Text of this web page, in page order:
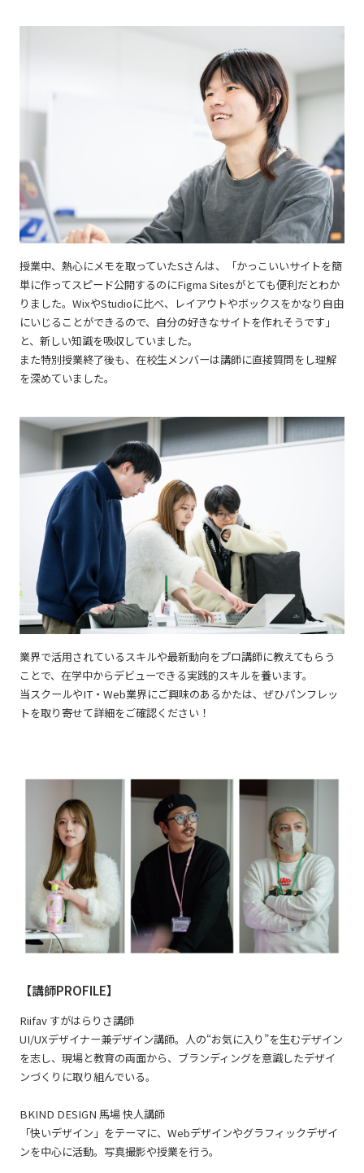
授業中、熱心にメモを取っていたSさんは、「かっこいいサイトを簡
単に作ってスピード公開するのにFigma Sitesがとても便利だとわか
りました。WixやStudioに比べ、レイアウトやボックスをかなり自由
にいじることができるので、自分の好きなサイトを作れそうです」
と、新しい知識を吸収していました。
また特別授業終了後も、在校生メンバーは講師に直接質問をし理解
を深めていました。
業界で活用されているスキルや最新動向をプロ講師に教えてもらう
ことで、在学中からデビューできる実践的スキルを養います。
当スクールやIT・Web業界にご興味のあるかたは、ぜひパンフレッ
トを取り寄せて詳細をご確認ください！
【講師PROFILE】
Riifav すがはらりさ講師
UI/UXデザイナー兼デザイン講師。人の“お気に入り”を生むデザイン
を志し、現場と教育の両面から、ブランディングを意識したデザイ
ンづくりに取り組んでいる。
BKIND DESIGN 馬場 快人講師
「快いデザイン」をテーマに、Webデザインやグラフィックデザイ
ンを中心に活動。写真撮影や授業を行う。